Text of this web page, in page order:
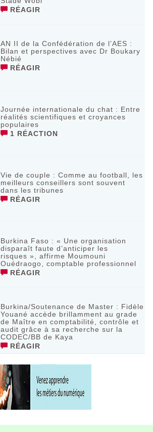
RÉAGIR
AN II de la Confédération de l’AES :
Bilan et perspectives avec Dr Boukary
Nébié
RÉAGIR
Journée internationale du chat : Entre
réalités scientifiques et croyances
populaires
1 RÉACTION
Vie de couple : Comme au football, les
meilleurs conseillers sont souvent
dans les tribunes
RÉAGIR
Burkina Faso : « Une organisation
disparaît faute d’anticiper les
risques », affirme Moumouni
Ouédraogo, comptable professionnel
RÉAGIR
Burkina/Soutenance de Master : Fidèle
Youané accède brillamment au grade
de Maître en comptabilité, contrôle et
audit grâce à sa recherche sur la
CODEC/BB de Kaya
RÉAGIR